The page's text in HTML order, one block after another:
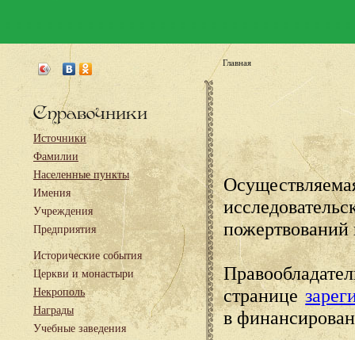
Справочники
Источники
Фамилии
Населенные пункты
Имения
Учреждения
Предприятия
Исторические события
Церкви и монастыри
Некрополь
Награды
Учебные заведения
Главная
пожертвований
странице
в